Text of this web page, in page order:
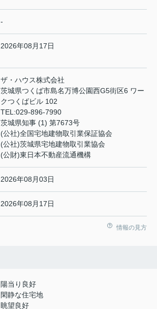
-
2026年08月17日
ザ・ハウス株式会社
茨城県つくば市島名万博公園西G5街区6 ワー
クつくばビル 102
TEL:029-896-7990
茨城県知事 (1) 第7673号
(公社)全国宅地建物取引業保証協会
(公社)茨城県宅地建物取引業協会
(公財)東日本不動産流通機構
2026年08月03日
2026年08月17日
情報の見方
陽当り良好
閑静な住宅地
眺望良好